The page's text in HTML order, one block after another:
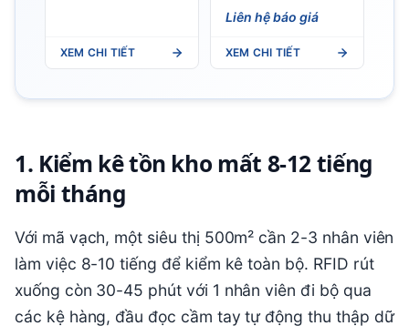
XEM CHI TIẾT
Liên hệ báo giá
XEM CHI TIẾT
1. Kiểm kê tồn kho mất 8-12 tiếng
mỗi tháng
Với mã vạch, một siêu thị 500m² cần 2-3 nhân viên
làm việc 8-10 tiếng để kiểm kê toàn bộ. RFID rút
xuống còn 30-45 phút với 1 nhân viên đi bộ qua
các kệ hàng, đầu đọc cầm tay tự động thu thập dữ